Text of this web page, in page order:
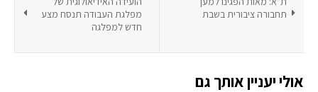
מפלגת העבודה תנסח מצע
חדש למפלגה
תחבורה ציבורית בשבת
אולי יעניין אותך גם